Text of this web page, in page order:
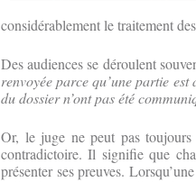
considérablement le traitement
Des audiences se déroulent
renvoyée parce qu’une partie est
du dossier n’ont pas été
Or, le juge ne peut pas
contradictoire. Il signifie que
présenter ses preuves.